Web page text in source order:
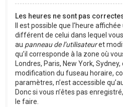
Les heures ne sont pas
Il est possible que l’heure
différent de celui dans lequel
au panneau de l’utilisateuret
qu’il corresponde à la zone où
Londres, Paris, New York,
modification du fuseau horaire,
paramètres, n’est accessible
Donc si vous n’êtes pas
le faire.